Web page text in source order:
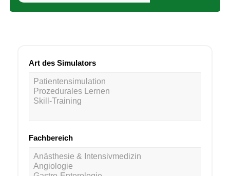
Art des Simulators
Fachbereich